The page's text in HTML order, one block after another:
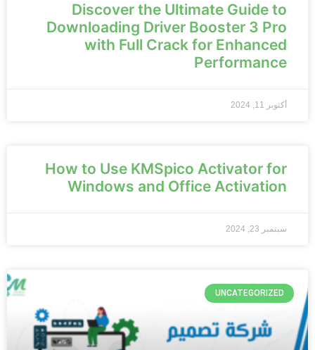
Discover the Ultimate Guide to
Downloading Driver Booster 3 Pro
with Full Crack for Enhanced
Performance
أكتوبر 11, 2024
How to Use KMSpico Activator for
Windows and Office Activation
سبتمبر 23, 2024
UNCATEGORIZED